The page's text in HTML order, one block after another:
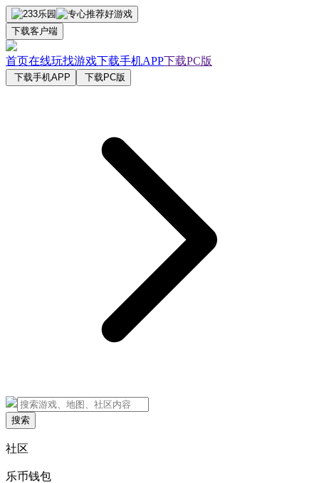
下载客户端
首页在线玩找游戏下载手机APP下载PC版
下载手机APP 下载PC版
搜索
社区
乐币钱包